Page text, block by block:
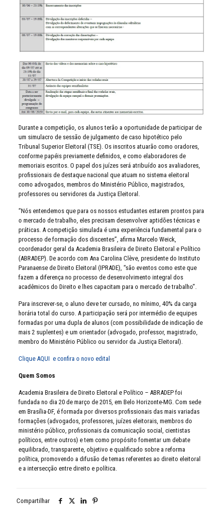
Durante a competição, os alunos terão a oportunidade de participar de
um simulacro de sessão de julgamento de caso hipotético pelo
Tribunal Superior Eleitoral (TSE). Os inscritos atuarão como oradores,
conforme papéis previamente definidos, e como elaboradores de
memoriais escritos. O papel dos juízes será atribuído aos avaliadores,
profissionais de destaque nacional que atuam no sistema eleitoral
como advogados, membros do Ministério Público, magistrados,
professores ou servidores da Justiça Eleitoral.
“Nós entendemos que para os nossos estudantes estarem prontos para
o mercado de trabalho, eles precisam desenvolver aptidões técnicas e
práticas. A competição simulada é uma experiência fundamental para o
processo de formação dos discentes”, afirma Marcelo Weick,
coordenador geral da Academia Brasileira de Direito Eleitoral e Político
(ABRADEP). De acordo com Ana Carolina Clève, presidente do Instituto
Paranaense de Direito Eleitoral (IPRADE), “são eventos como este que
fazem a diferença no processo de desenvolvimento integral dos
acadêmicos do Direito e lhes capacitam para o mercado de trabalho”.
Para inscrever-se, o aluno deve ter cursado, no mínimo, 40% da carga
horária total do curso. A participação será por intermédio de equipes
formadas por uma dupla de alunos (com possibilidade de indicação de
mais 2 suplentes) e um orientador (advogado, professor, magistrado,
membro do Ministério Público ou servidor da Justiça Eleitoral).
Clique AQUI e confira o novo edital
Quem Somos
Academia Brasileira de Direito Eleitoral e Político – ABRADEP foi
fundada no dia 20 de março de 2015, em Belo Horizonte-MG. Com sede
em Brasília-DF, é formada por diversos profissionais das mais variadas
formações (advogados, professores, juízes eleitorais, membros do
ministério público, profissionais da comunicação social, cientistas
políticos, entre outros) e tem como propósito fomentar um debate
equilibrado, transparente, objetivo e qualificado sobre a reforma
política, promovendo a difusão de temas referentes ao direito eleitoral
e a intersecção entre direito e política.
Compartilhar